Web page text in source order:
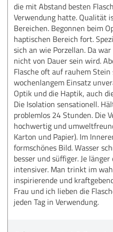
die mit Abstand besten
Verwendung hatte. Qualität
Bereichen. Begonnen beim
haptischen Bereich fort.
sich an wie Porzellan. Da
nicht von Dauer sein wird.
Flasche oft auf rauhem
wochenlangem Einsatz
Optik und die Haptik, auch
Die Isolation sensationell.
problemlos 24 Stunden. Die
hochwertig und
Karton und Papier). Im
formschönes Bild. Wasser
besser und süffiger. Je
intensiver. Man trinkt im
inspirierende und
Frau und ich lieben die
jeden Tag in Verwendung.